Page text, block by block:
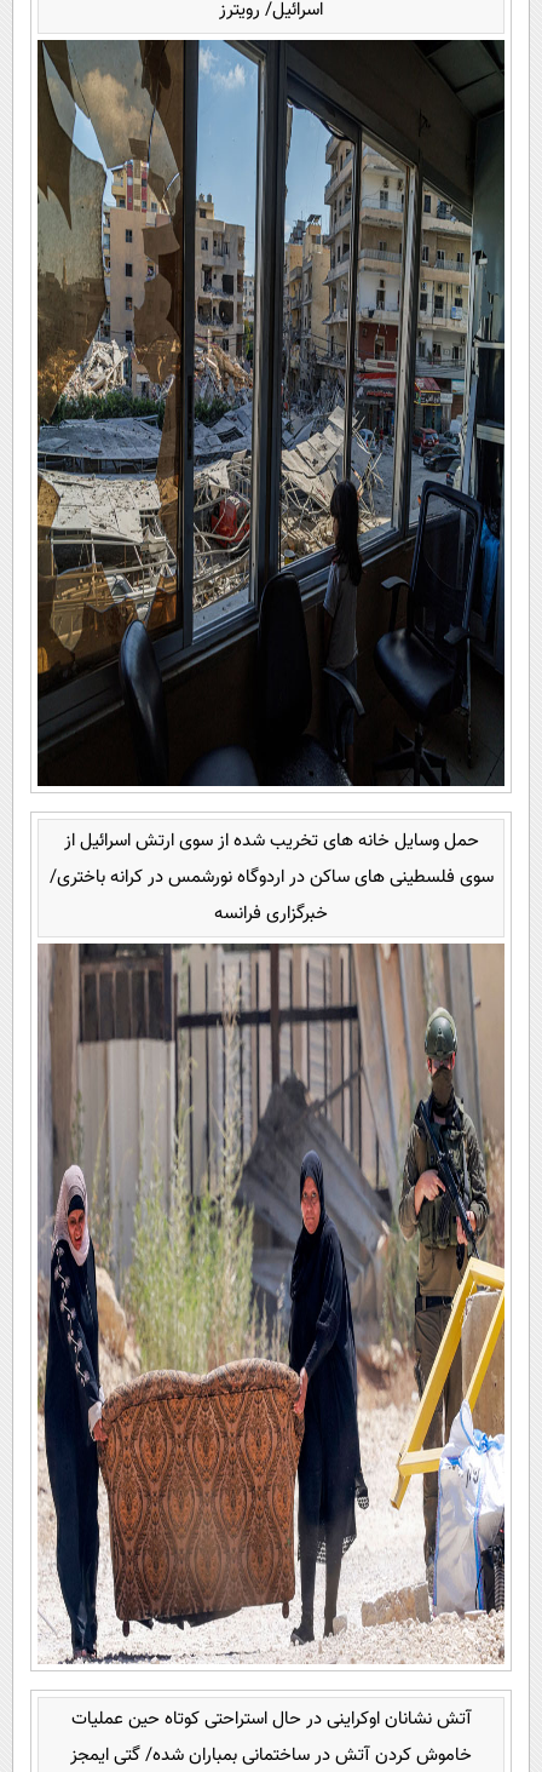
اسرائیل/ رویترز
حمل وسایل خانه های تخریب شده از سوی ارتش اسرائیل از
سوی فلسطینی های ساکن در اردوگاه نورشمس در کرانه باختری/
خبرگزاری فرانسه
آتش نشانان اوکراینی در حال استراحتی کوتاه حین عملیات
خاموش کردن آتش در ساختمانی بمباران شده/ گتی ایمجز